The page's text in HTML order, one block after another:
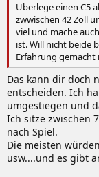
Überlege einen C5
zwwischen 42 Zoll
viel und mache
ist. Will nicht beide
Erfahrung gemacht
Das kann dir doch
entscheiden. Ich
umgestiegen und
Ich sitze zwischen
nach Spiel.
Die meisten
usw....und es gibt